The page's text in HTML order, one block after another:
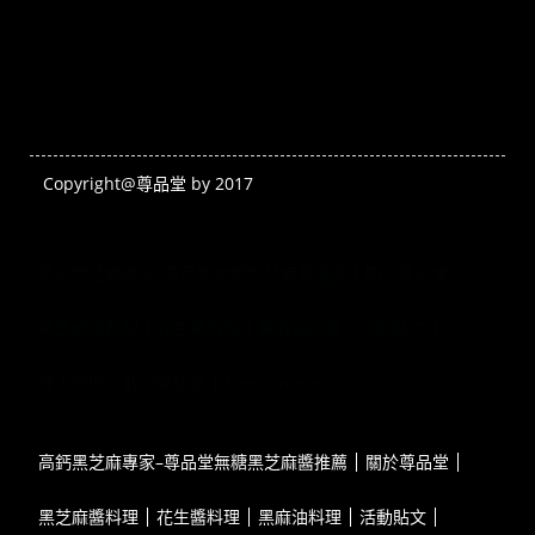
Copyright@尊品堂 by 2017
高鈣黑芝麻專家–尊品堂無糖黑芝麻醬推薦 關於尊品堂
黑芝麻醬料理 花生醬料理 黑麻油料理 活動貼文